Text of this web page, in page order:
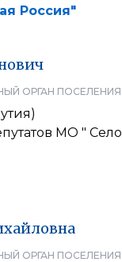
Россия"
ОРГАН ПОСЕЛЕНИЯ
МО " Село
ОРГАН ПОСЕЛЕНИЯ